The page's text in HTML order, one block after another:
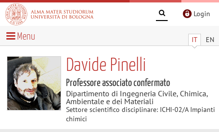
Login
IT EN
Menu
Davide Pinelli
Professore associato confermato
Dipartimento di Ingegneria Civile, Chimica,
Ambientale e dei Materiali
Settore scientifico disciplinare: ICHI-02/A Impianti
chimici